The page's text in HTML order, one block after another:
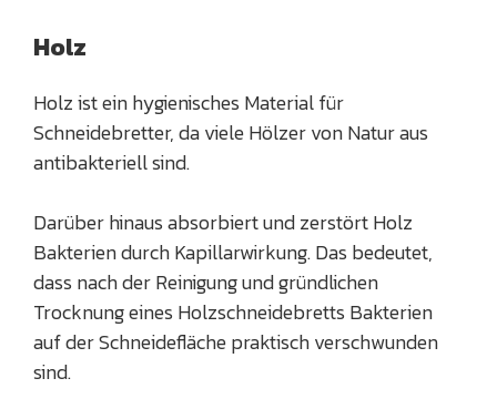
Holz
Holz ist ein hygienisches Material für
Schneidebretter, da viele Hölzer von Natur aus
antibakteriell sind.
Darüber hinaus absorbiert und zerstört Holz
Bakterien durch Kapillarwirkung. Das bedeutet,
dass nach der Reinigung und gründlichen
Trocknung eines Holzschneidebretts Bakterien
auf der Schneidefläche praktisch verschwunden
sind.